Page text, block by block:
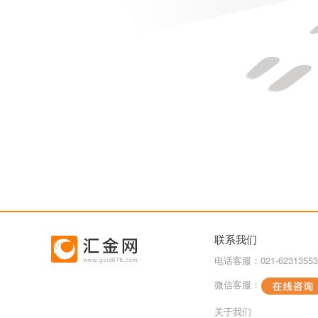
联系我们
电话客服：021-62313553
微信客服：
关于我们